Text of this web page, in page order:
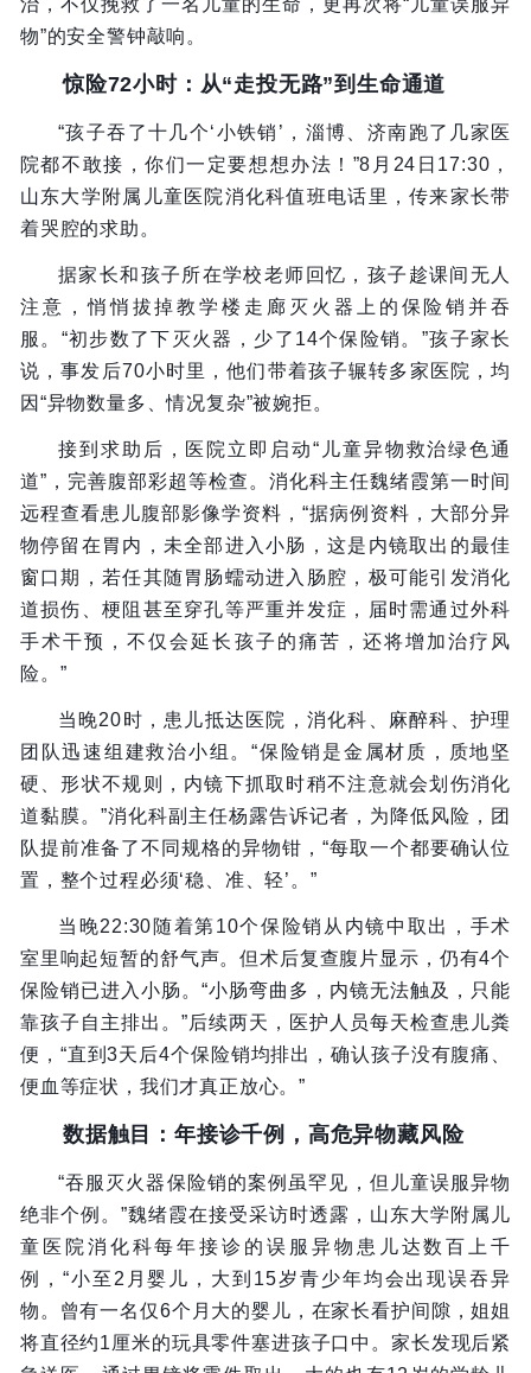
物”的安全警钟敲响。
惊险72小时：从“走投无路”到生命通道
“孩子吞了十几个‘小铁销’，淄博、济南跑了几家医
院都不敢接，你们一定要想想办法！”8月24日17:30，
山东大学附属儿童医院消化科值班电话里，传来家长带
着哭腔的求助。
据家长和孩子所在学校老师回忆，孩子趁课间无人
注意，悄悄拔掉教学楼走廊灭火器上的保险销并吞
服。“初步数了下灭火器，少了14个保险销。”孩子家长
说，事发后70小时里，他们带着孩子辗转多家医院，均
因“异物数量多、情况复杂”被婉拒。
接到求助后，医院立即启动“儿童异物救治绿色通
道”，完善腹部彩超等检查。消化科主任魏绪霞第一时间
远程查看患儿腹部影像学资料，“据病例资料，大部分异
物停留在胃内，未全部进入小肠，这是内镜取出的最佳
窗口期，若任其随胃肠蠕动进入肠腔，极可能引发消化
道损伤、梗阻甚至穿孔等严重并发症，届时需通过外科
手术干预，不仅会延长孩子的痛苦，还将增加治疗风
险。”
当晚20时，患儿抵达医院，消化科、麻醉科、护理
团队迅速组建救治小组。“保险销是金属材质，质地坚
硬、形状不规则，内镜下抓取时稍不注意就会划伤消化
道黏膜。”消化科副主任杨露告诉记者，为降低风险，团
队提前准备了不同规格的异物钳，“每取一个都要确认位
置，整个过程必须‘稳、准、轻’。”
当晚22:30随着第10个保险销从内镜中取出，手术
室里响起短暂的舒气声。但术后复查腹片显示，仍有4个
保险销已进入小肠。“小肠弯曲多，内镜无法触及，只能
靠孩子自主排出。”后续两天，医护人员每天检查患儿粪
便，“直到3天后4个保险销均排出，确认孩子没有腹痛、
便血等症状，我们才真正放心。”
数据触目：年接诊千例，高危异物藏风险
“吞服灭火器保险销的案例虽罕见，但儿童误服异物
绝非个例。”魏绪霞在接受采访时透露，山东大学附属儿
童医院消化科每年接诊的误服异物患儿达数百上千
例，“小至2月婴儿，大到15岁青少年均会出现误吞异
物。曾有一名仅6个月大的婴儿，在家长看护间隙，姐姐
将直径约1厘米的玩具零件塞进孩子口中。家长发现后紧